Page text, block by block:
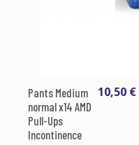
Pants Medium
normal x14 AMD
Pull-Ups
Incontinence
10,50 €